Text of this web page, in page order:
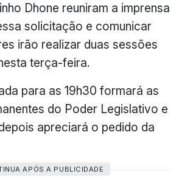
Dhone reuniram a imprensa
solicitação e comunicar
irão realizar duas sessões
terça-feira.
para as 19h30 formará as
do Poder Legislativo e
apreciará o pedido da
APÓS A PUBLICIDADE